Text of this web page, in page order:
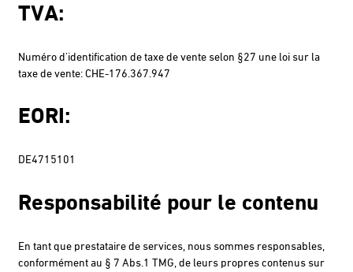
TVA:
Numéro d'identification de taxe de vente selon §27 une loi sur la
taxe de vente: CHE-176.367.947
EORI:
DE4715101
Responsabilité pour le contenu
En tant que prestataire de services, nous sommes responsables,
conformément au § 7 Abs.1 TMG, de leurs propres contenus sur